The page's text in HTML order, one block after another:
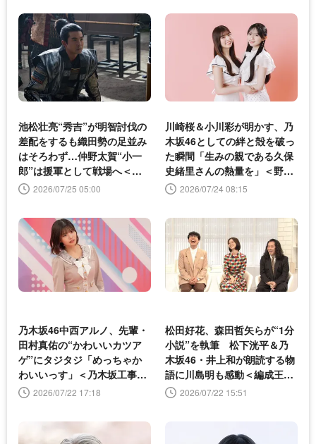
池松壮亮“秀吉”が明智討伐の
差配をするも織田勢の足並み
はそろわず…仲野太賀“小一
郎”は援軍として戦場へ＜豊
臣兄弟！＞
2026/07/25 05:00
川崎桜＆小川彩が明かす、乃
木坂46としての絆と殻を破っ
た瞬間「生みの親である久保
史緒里さんの熱量を」＜野球
少女鷲尾＞
2026/07/24 08:15
乃木坂46中西アルノ、先輩・
田村真佑の“かわいいカツア
ゲ”にタジタジ「めっちゃか
わいいっす」＜乃木坂工事延
長中＞2026/07/22 17:18
松田好花、森田哲矢らが“1分
小説”を執筆 松下洸平＆乃
木坂46・井上和が朗読する物
語に川島明も感動＜編成王川
島＞2026/07/22 15:51